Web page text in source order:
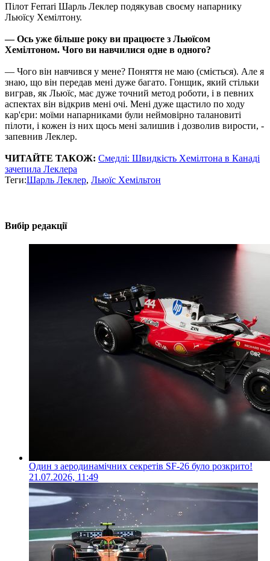
Пілот Ferrari Шарль Леклер подякував своєму напарнику
Льюїсу Хемілтону.
— Ось уже більше року ви працюєте з Льюїсом
Хемілтоном. Чого ви навчилися одне в одного?
— Чого він навчився у мене? Поняття не маю (сміється). Але я
знаю, що він передав мені дуже багато. Гонщик, який стільки
виграв, як Льюїс, має дуже точний метод роботи, і в певних
аспектах він відкрив мені очі. Мені дуже щастило по ходу
кар'єри: моїми напарниками були неймовірно талановиті
пілоти, і кожен із них щось мені залишив і дозволив вирости, -
запевнив Леклер.
ЧИТАЙТЕ ТАКОЖ: Смедлі: Швидкість Хемілтона в Канаді
зачепила Леклера
Теги:Шарль Леклер, Льюїс Хемільтон
Вибір редакції
Один з аеродинамічних секретів SF-26 було розкрито!
21.07.2026, 11:49